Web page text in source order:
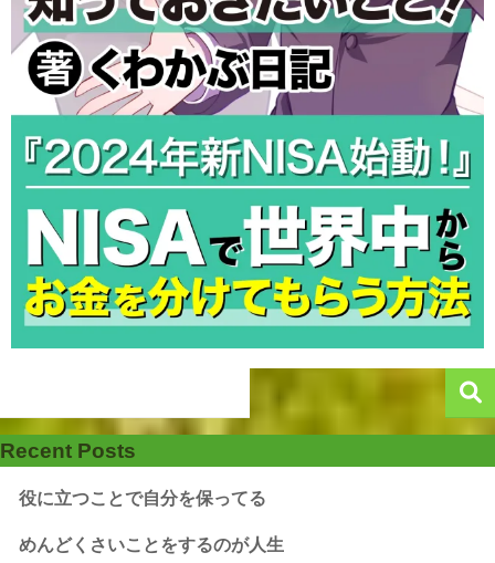
Recent Posts
役に立つことで自分を保ってる
めんどくさいことをするのが人生